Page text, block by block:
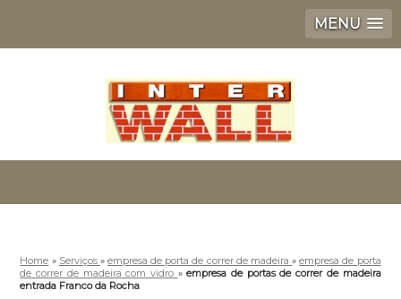
MENU
Home » Serviços »empresa de porta de correr de madeira»empresa de porta
de correr de madeira com vidro »empresa de portas de correr de madeira
entrada Franco da Rocha